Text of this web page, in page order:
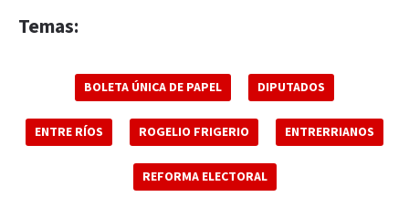
Temas:
BOLETA ÚNICA DE PAPEL DIPUTADOS
ENTRE RÍOS ROGELIO FRIGERIO ENTRERRIANOS
REFORMA ELECTORAL